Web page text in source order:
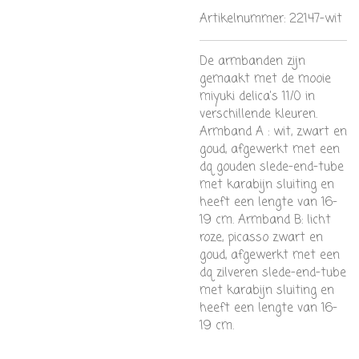
Artikelnummer: 22147-wit
De armbanden zijn
gemaakt met de mooie
miyuki delica's 11/0 in
verschillende kleuren.
Armband A : wit, zwart en
goud, afgewerkt met een
dq gouden slede-end-tube
met karabijn sluiting en
heeft een lengte van 16-
19 cm. Armband B: licht
roze, picasso zwart en
goud, afgewerkt met een
dq zilveren slede-end-tube
met karabijn sluiting en
heeft een lengte van 16-
19 cm.